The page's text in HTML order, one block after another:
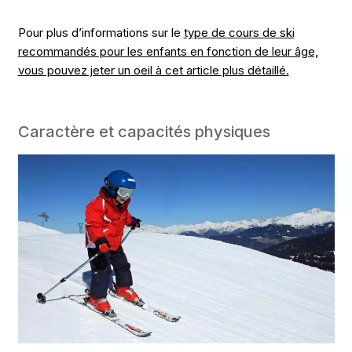
Pour plus d’informations sur le type de cours de ski
recommandés pour les enfants en fonction de leur âge,
vous pouvez jeter un oeil à cet article plus détaillé.
Caractère et capacités physiques